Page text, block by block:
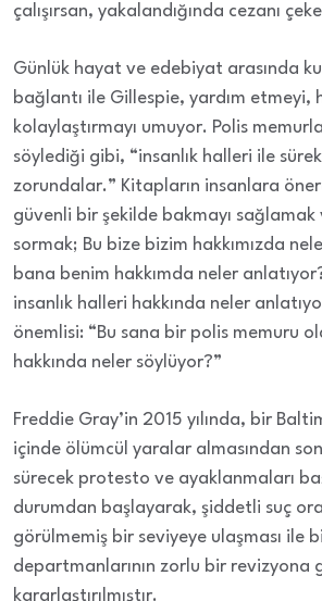
çalışırsan, yakalandığında cezanı
Günlük hayat ve edebiyat arasında
bağlantı ile Gillespie, yardım etmeyi,
kolaylaştırmayı umuyor. Polis
söylediği gibi, “insanlık halleri ile
zorundalar.” Kitapların insanlara
güvenli bir şekilde bakmayı sağlamak
sormak; Bu bize bizim hakkımızda
bana benim hakkımda neler
insanlık halleri hakkında neler
önemlisi: “Bu sana bir polis memuru
hakkında neler söylüyor?”
Freddie Gray’in 2015 yılında, bir
içinde ölümcül yaralar almasından
sürecek protesto ve ayaklanmaları
durumdan başlayarak, şiddetli suç
görülmemiş bir seviyeye ulaşması ile
departmanlarının zorlu bir revizyona
kararlaştırılmıştır.